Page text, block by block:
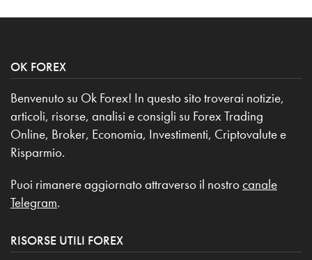
OK FOREX
Benvenuto su Ok Forex! In questo sito troverai notizie,
articoli, risorse, analisi e consigli su Forex Trading
Online, Broker, Economia, Investimenti, Criptovalute e
Risparmio.
Puoi rimanere aggiornato attraverso il nostro canale
Telegram.
RISORSE UTILI FOREX